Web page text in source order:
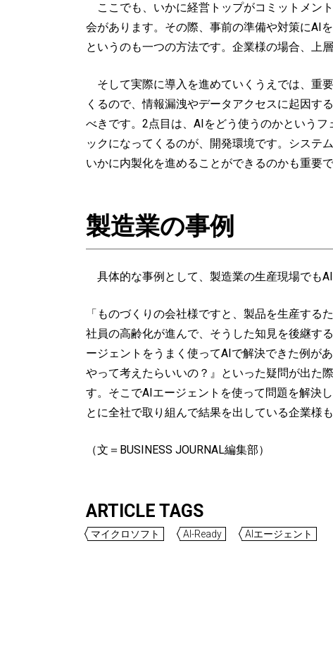
ここでも、いかに経営トップがコミットメン
会があります。その際、事前の準備や対策にAI
というのも一つの方法です。企業様の場合、上
そして実際に導入を進めていくうえでは、重
くるので、情報漏洩やデータアクセスに起因す
べきです。2点目は、AIをどう使うのかという
ックになってくるのが、開発環境です。システ
いかに内製化を進めることができるのかも重要で
製造業の事例
具体的な事例として、製造業の生産現場でもAI
「ものづくりの会社様ですと、製品を生産する
社員の高齢化が進んで、そうした知見を後継す
ージェントをうまく使ってAIで解決できた例が
やって考えたらいいの？』といった疑問が出た
す。そこでAIエージェントを使って問題を解決
とに全社で取り組んで結果を出している企業様
（文＝BUSINESS JOURNAL編集部）
ARTICLE TAGS
マイクロソフト AI-Ready AIエージェント